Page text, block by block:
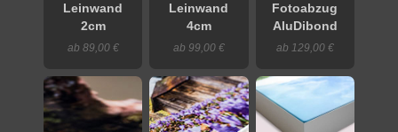
Leinwand
2cm
ab 89,00 €
Leinwand
4cm
ab 99,00 €
Fotoabzug
AluDibond
ab 129,00 €